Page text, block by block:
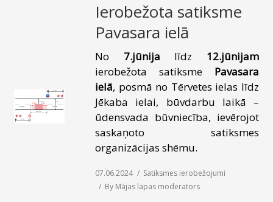
PAKALPOJUMI
SABIEDRĪBAS LĪDZDALĪBA
KONTAKTI
SAZIŅA
Ierobežota satiksme
Pavasara ielā
No 7.jūnija līdz 12.jūnijam
ierobežota satiksme Pavasara
ielā, posmā no Tērvetes ielas līdz
Jēkaba ielai, būvdarbu laikā –
ūdensvada būvniecība, ievērojot
saskaņoto satiksmes
organizācijas shēmu.
07.06.2024
Satiksmes ierobežojumi
By Mājas lapas moderators